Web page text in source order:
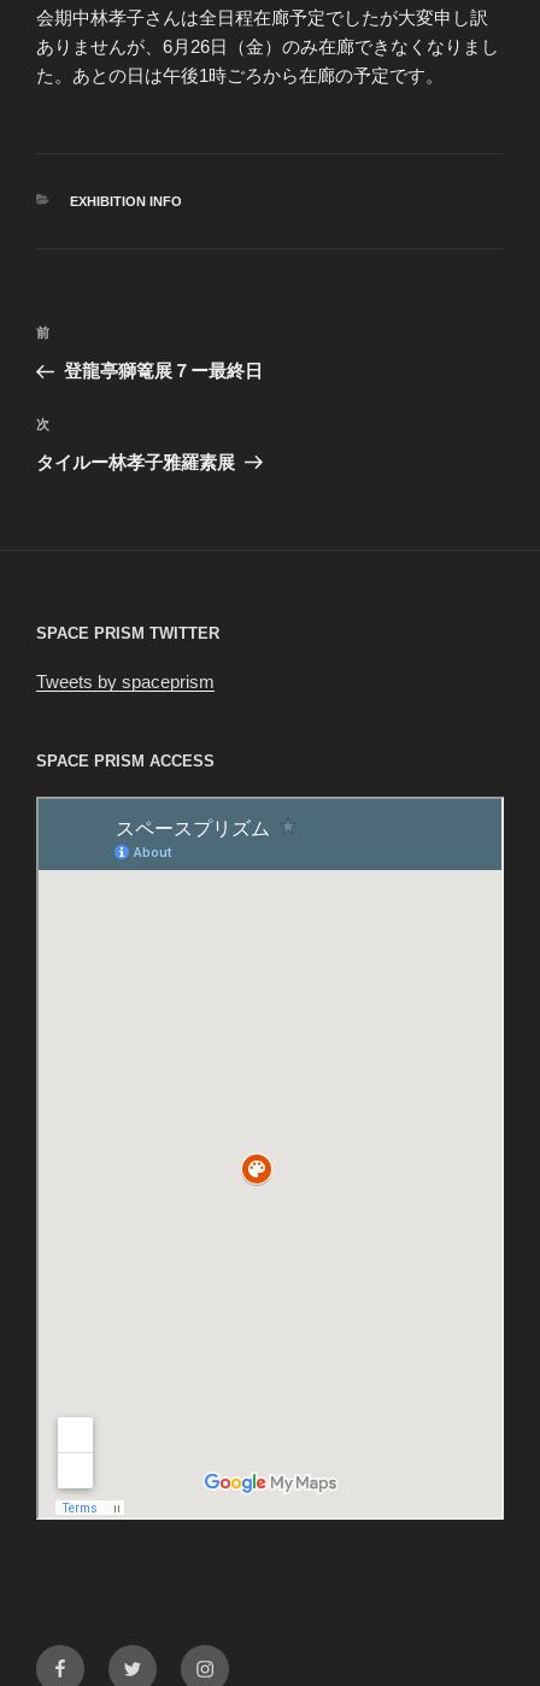
会期中林孝子さんは全日程在廊予定でしたが大変申し訳
ありませんが、6月26日（金）のみ在廊できなくなりまし
た。あとの日は午後1時ごろから在廊の予定です。
カ
EXHIBITION INFO
投
ナ
ビ
ゲ
前
の
稿
前
登龍亭獅篭展７ー最終日
次
の
次
タイルー林孝子雅羅素展
SPACE PRISM TWITTER
Tweets by spaceprism
SPACE PRISM ACCESS
facebooktwitter instagram